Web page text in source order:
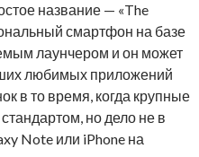
название — «The
смартфон на базе
лаунчером и он может
любимых приложений
в то время, когда крупные
но дело не в
Note или iPhone на